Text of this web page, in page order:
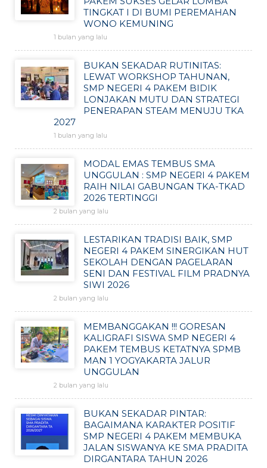
TINGKAT I DI BUMI PEREMAHAN
WONO KEMUNING
1 bulan yang lalu
BUKAN SEKADAR RUTINITAS:
LEWAT WORKSHOP TAHUNAN,
SMP NEGERI 4 PAKEM BIDIK
LONJAKAN MUTU DAN STRATEGI
PENERAPAN STEAM MENUJU TKA
2027
1 bulan yang lalu
MODAL EMAS TEMBUS SMA
UNGGULAN : SMP NEGERI 4 PAKEM
RAIH NILAI GABUNGAN TKA-TKAD
2026 TERTINGGI
2 bulan yang lalu
LESTARIKAN TRADISI BAIK, SMP
NEGERI 4 PAKEM SINERGIKAN HUT
SEKOLAH DENGAN PAGELARAN
SENI DAN FESTIVAL FILM PRADNYA
SIWI 2026
2 bulan yang lalu
MEMBANGGAKAN !!! GORESAN
KALIGRAFI SISWA SMP NEGERI 4
PAKEM TEMBUS KETATNYA SPMB
MAN 1 YOGYAKARTA JALUR
UNGGULAN
2 bulan yang lalu
BUKAN SEKADAR PINTAR:
BAGAIMANA KARAKTER POSITIF
SMP NEGERI 4 PAKEM MEMBUKA
JALAN SISWANYA KE SMA PRADITA
DIRGANTARA TAHUN 2026